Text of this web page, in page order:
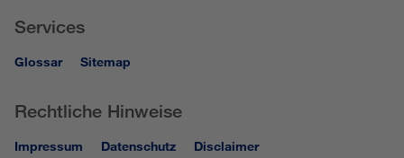
Services
Glossar Sitemap
Rechtliche Hinweise
Impressum Datenschutz Disclaimer